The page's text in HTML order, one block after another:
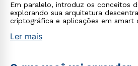
Em paralelo, introduz os conceitos
explorando sua arquitetura
criptográfica e aplicações em smart
Ler mais